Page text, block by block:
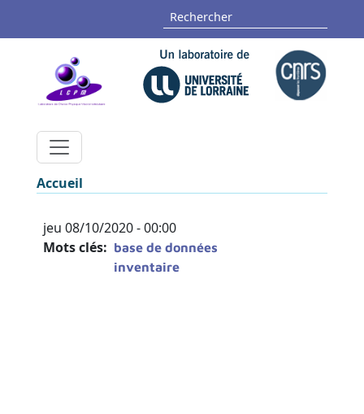
Aller au contenu principalRechercher
Fil d'Ariane
Accueil
jeu 08/10/2020 - 00:00
Mots clés
base de données
inventaire
Panneau de gestion des cookies